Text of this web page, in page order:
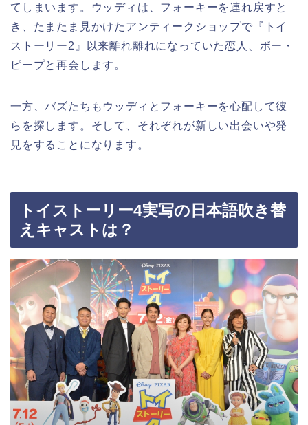
てしまいます。ウッディは、フォーキーを連れ戻すと
き、たまたま見かけたアンティークショップで『トイ
ストーリー2』以来離れ離れになっていた恋人、ボー・
ピープと再会します。
一方、バズたちもウッディとフォーキーを心配して彼
らを探します。そして、それぞれが新しい出会いや発
見をすることになります。
トイストーリー4実写の日本語吹き替
えキャストは？